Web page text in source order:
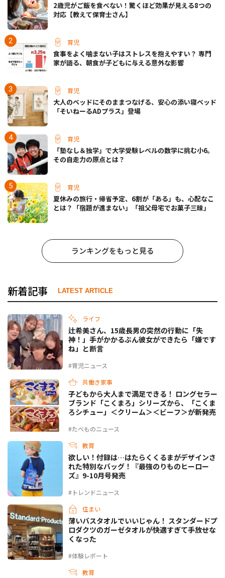
2歳児がご飯を食べない！驚くほど効果が見える8つの
対応【教えて保育士さん】
育児
食事をよく噛まない子はストレスを抱えやすい？ 専門
家が語る、朝食が子どもに与える意外な影響
育児
大人のベッドにそのままつなげる、安心の添い寝ベッド
「そいねーるADプラス」登場
育児
「塾なし＆独学」で大学受験レベルの数学に挑む小6。
その自走力の原点とは？
育児
夏休みの旅行・帰省予定、6割が「ある」も、心配なこ
とは？「宿題が進まない」「祖父母宅でお菓子三昧」
ランキングをもっと見る
新着記事 LATEST ARTICLE
ライフ
#育児ニュース
辻希美さん、15歳長男の突然の行動に「失
神！」手がかかるぶん彼女ができたら「嫌です
ね」と断言
共働き家事
#たべものニュース
子どもから大人まで満足できる！ ロングセラー
ブランド「こくまろ」シリーズから、「こくま
ろシチュー」＜クリーム＞＜ビーフ＞が新発売
教育
#トレンドニュース
欲しい！付録は…はたらくくるまがデザインさ
れた特別なバッグ！『最強のりものヒーロー
ズ』9-10月号発売
住まい
#体験レポート
薄いバスタオルでいいじゃん！ スタンダードプ
ロダクツのガーゼタオルが快適すぎて手放せな
くなった
教育